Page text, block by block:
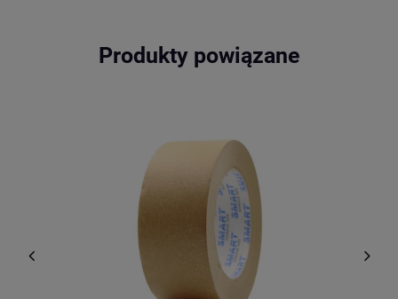
Produkty powiązane